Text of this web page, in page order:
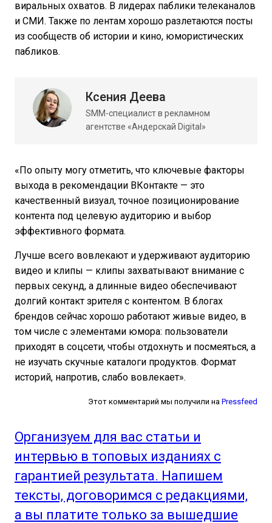
виральных охватов. В лидерах паблики телеканалов
и СМИ. Также по лентам хорошо разлетаются посты
из сообществ об истории и кино, юмористических
пабликов.
Ксения Деева
SMM-специалист в рекламном
агентстве «Андерскай Digital»
«По опыту могу отметить, что ключевые факторы
выхода в рекомендации ВКонтакте — это
качественный визуал, точное позиционирование
контента под целевую аудиторию и выбор
эффективного формата.
Лучше всего вовлекают и удерживают аудиторию
видео и клипы — клипы захватывают внимание с
первых секунд, а длинные видео обеспечивают
долгий контакт зрителя с контентом. В блогах
брендов сейчас хорошо работают живые видео, в
том числе с элементами юмора: пользователи
приходят в соцсети, чтобы отдохнуть и посмеяться, а
не изучать скучные каталоги продуктов. Формат
историй, напротив, слабо вовлекает».
Этот комментарий мы получили на Pressfeed
Организуем для вас статьи и
интервью в топовых изданиях с
гарантией результата. Напишем
тексты, договоримся с редакциями,
а вы платите только за вышедшие